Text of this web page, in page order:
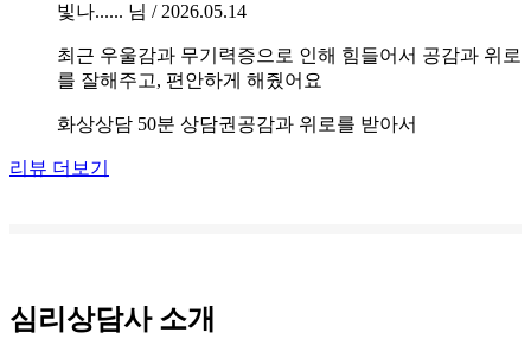
빛나...... 님 / 2026.05.14
최근 우울감과 무기력증으로 인해 힘들어서 공감과 위로
를 잘해주고, 편안하게 해줬어요
화상상담 50분 상담권 공감과 위로를 받아서
리뷰 더보기
심리상담사 소개